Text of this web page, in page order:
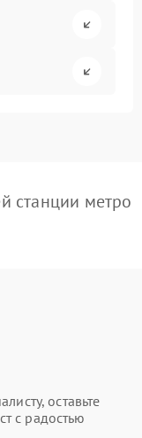
станции метро
оставьте
с радостью